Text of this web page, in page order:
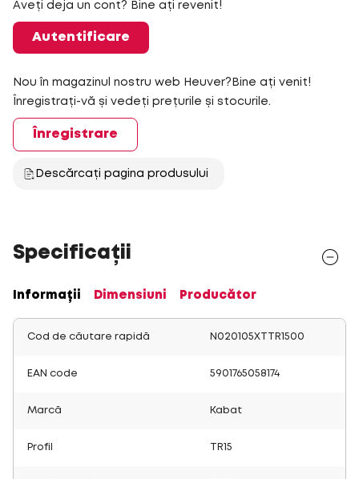
Aveți deja un cont? Bine ați revenit!
Autentificare
Nou în magazinul nostru web Heuver?Bine ați venit!
Înregistrați-vă și vedeți prețurile și stocurile.
Înregistrare
Descărcați pagina produsului
Specificații
Informații Dimensiuni Producător
Cod de căutare rapidă N020105XTTR1500
EAN code 5901765058174
Marcă Kabat
Profil TR15